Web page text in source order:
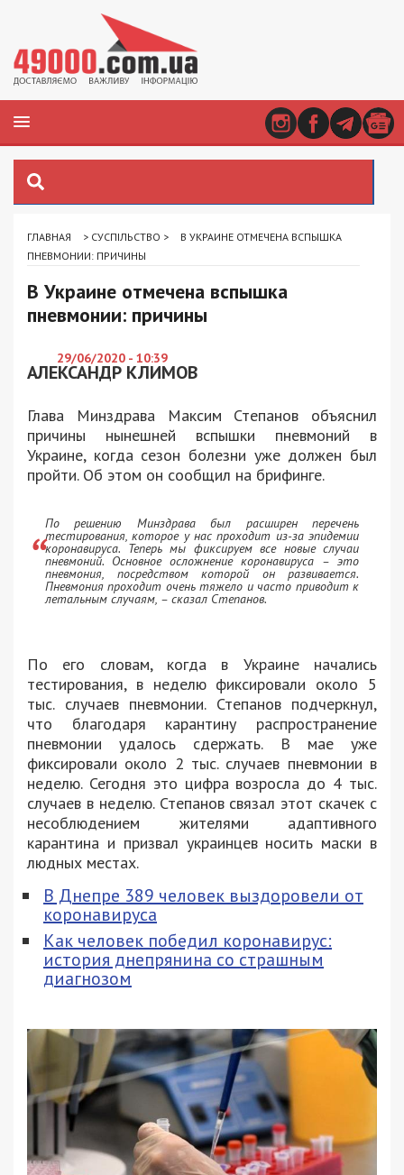
ГЛАВНАЯ > СУСПІЛЬСТВО >
В УКРАИНЕ ОТМЕЧЕНА ВСПЫШКА
ПНЕВМОНИИ: ПРИЧИНЫ
В Украине отмечена вспышка
пневмонии: причины
29/06/2020 - 10:39
АЛЕКСАНДР КЛИМОВ
Глава Минздрава Максим Степанов объяснил
причины нынешней вспышки пневмоний в
Украине, когда сезон болезни уже должен был
пройти. Об этом он сообщил на брифинге.
По решению Минздрава был расширен перечень
тестирования, которое у нас проходит из-за эпидемии
коронавируса. Теперь мы фиксируем все новые случаи
пневмоний. Основное осложнение коронавируса – это
пневмония, посредством которой он развивается.
Пневмония проходит очень тяжело и часто приводит к
летальным случаям, – сказал Степанов.
По его словам, когда в Украине начались
тестирования, в неделю фиксировали около 5
тыс. случаев пневмонии. Степанов подчеркнул,
что благодаря карантину распространение
пневмонии удалось сдержать. В мае уже
фиксировали около 2 тыс. случаев пневмонии в
неделю. Сегодня это цифра возросла до 4 тыс.
случаев в неделю. Степанов связал этот скачек с
несоблюдением жителями адаптивного
карантина и призвал украинцев носить маски в
людных местах.
В Днепре 389 человек выздоровели от
коронавируса
Как человек победил коронавирус:
история днепрянина со страшным
диагнозом